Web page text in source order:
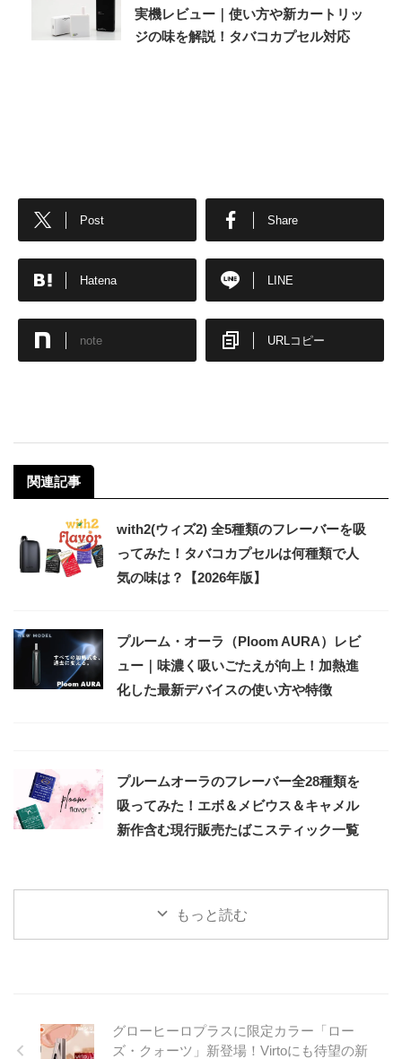
実機レビュー｜使い方や新カートリッ
ジの味を解説！タバコカプセル対応
Post Share
Hatena LINE
note URLコピー
関連記事
with2(ウィズ2) 全5種類のフレーバーを吸
ってみた！タバコカプセルは何種類で人
気の味は？【2026年版】
プルーム・オーラ（Ploom AURA）レビ
ュー｜味濃く吸いごたえが向上！加熱進
化した最新デバイスの使い方や特徴
プルームオーラのフレーバー全28種類を
吸ってみた！エボ＆メビウス＆キャメル
新作含む現行販売たばこスティック一覧
もっと読む
グローヒーロプラスに限定カラー「ロー
ズ・クォーツ」新登場！Virtoにも待望の新